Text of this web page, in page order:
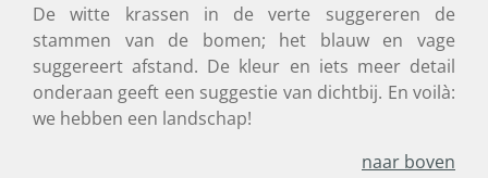
De witte krassen in de verte suggereren de
stammen van de bomen; het blauw en vage
suggereert afstand. De kleur en iets meer detail
onderaan geeft een suggestie van dichtbij. En voilà:
we hebben een landschap!
naar boven